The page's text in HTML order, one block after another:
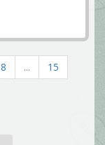
8 ...
15